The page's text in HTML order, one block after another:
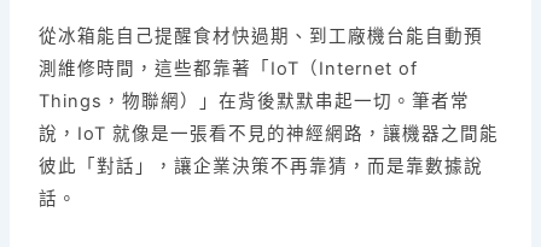
從冰箱能自己提醒食材快過期、到工廠機台能自動預
測維修時間，這些都靠著「IoT（Internet of
Things，物聯網）」在背後默默串起一切。筆者常
說，IoT 就像是一張看不見的神經網路，讓機器之間能
彼此「對話」，讓企業決策不再靠猜，而是靠數據說
話。